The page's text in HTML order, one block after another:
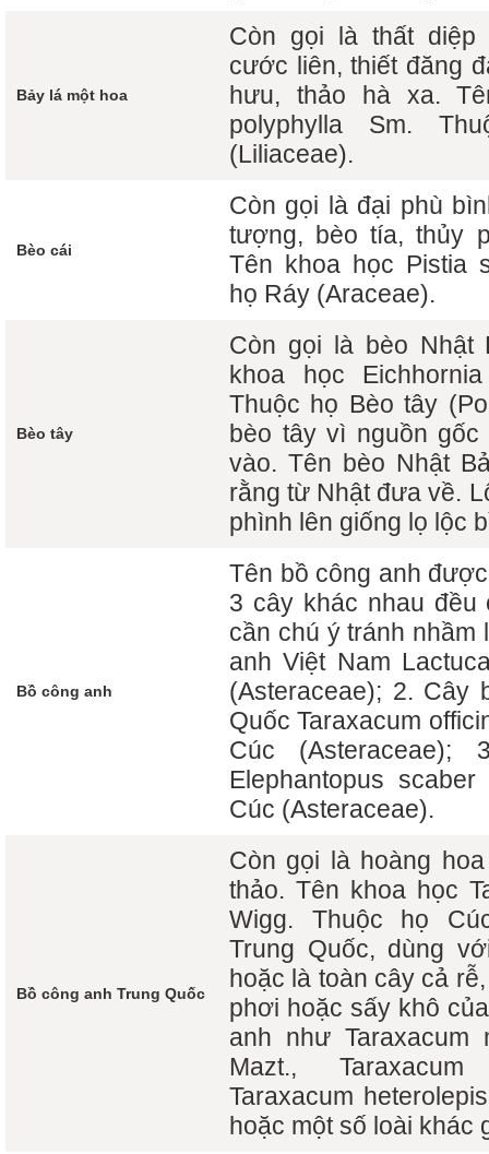
Bảy lá một hoa
Còn gọi là thất diệp
cước liên, thiết đăng
hưu, thảo hà xa.
polyphylla Sm.
(Liliaceae).
Bèo cái
Còn gọi là đại phù
tượng, bèo tía, thủy
Tên khoa học Pistia
họ Ráy (Araceae).
Bèo tây
Còn gọi là bèo Nhật
khoa học
Thuộc họ Bèo tây
bèo tây vì nguồn
vào. Tên bèo Nhật
rằng từ Nhật đưa về.
phình lên giống lọ lộc
Bồ công anh
Tên bồ công anh
3 cây khác nhau
cần chú ý tránh nhầm
anh Việt Nam
(Asteraceae); 2. Cây
Quốc Taraxacum
Cúc
Elephantopus
Cúc (Asteraceae).
Bồ công anh Trung Quốc
Còn gọi là hoàng
thảo. Tên khoa học
Wigg. Thuộc họ
Trung Quốc, dùng
hoặc là toàn cây cả
phơi hoặc sấy khô
anh như Taraxacum
Mazt.,
Taraxacum
hoặc một số loài khác